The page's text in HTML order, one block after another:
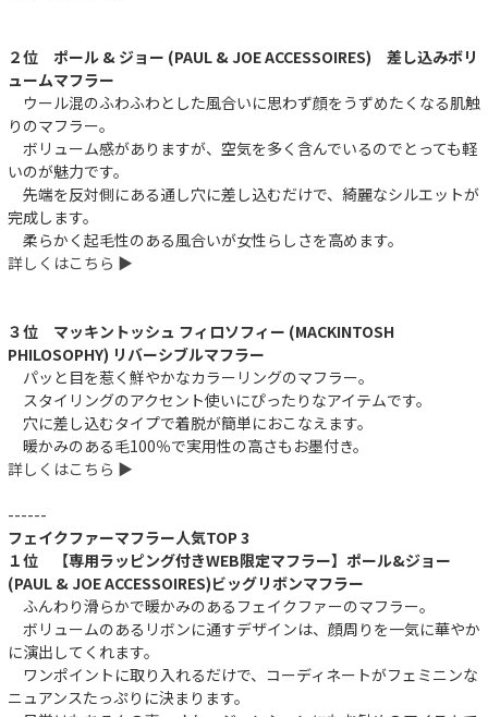
２位 ポール & ジョー (PAUL & JOE ACCESSOIRES) 差し込みボリ
ュームマフラー
ウール混のふわふわとした風合いに思わず顔をうずめたくなる肌触
りのマフラー。
ボリューム感がありますが、空気を多く含んでいるのでとっても軽
いのが魅力です。
先端を反対側にある通し穴に差し込むだけで、綺麗なシルエットが
完成します。
柔らかく起毛性のある風合いが女性らしさを高めます。
詳しくはこちら ▶︎
３位 マッキントッシュ フィロソフィー (MACKINTOSH
PHILOSOPHY) リバーシブルマフラー
パッと目を惹く鮮やかなカラーリングのマフラー。
スタイリングのアクセント使いにぴったりなアイテムです。
穴に差し込むタイプで着脱が簡単におこなえます。
暖かみのある毛100％で実用性の高さもお墨付き。
詳しくはこちら ▶︎
------
フェイクファーマフラー人気TOP 3
１位 【専用ラッピング付きWEB限定マフラー】ポール&ジョー
(PAUL & JOE ACCESSOIRES)ビッグリボンマフラー
ふんわり滑らかで暖かみのあるフェイクファーのマフラー。
ボリュームのあるリボンに通すデザインは、顔周りを一気に華やか
に演出してくれます。
ワンポイントに取り入れるだけで、コーディネートがフェミニンな
ニュアンスたっぷりに決まります。